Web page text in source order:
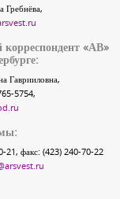
Гребнёва,
«АВ»
Гаврииловна,
5754,
21, факс: (423) 240-70-22